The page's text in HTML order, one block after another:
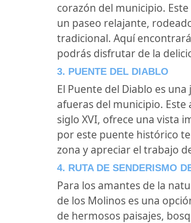
corazón del municipio.
un paseo relajante,
tradicional. Aquí
podrás disfrutar de la
3. PUENTE DEL DIABLO
El Puente del Diablo es
afueras del municipio.
siglo XVI, ofrece una vista
por este puente histórico
zona y apreciar el trabajo
4. RUTA DE SENDERISMO
Para los amantes de la
de los Molinos es una
de hermosos paisajes,